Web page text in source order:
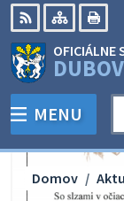
Preskočiť
na
obsah
RSS Mapa
OFICIÁLNE
MENU
Domov